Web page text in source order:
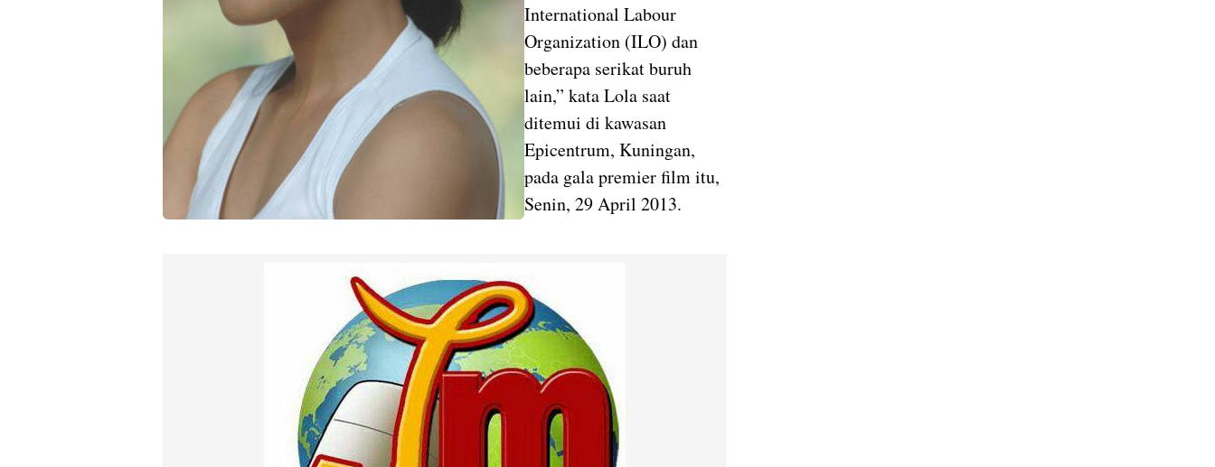
International Labour
Organization (ILO) dan
beberapa serikat buruh
lain,” kata Lola saat
ditemui di kawasan
Epicentrum, Kuningan,
pada gala premier film itu,
Senin, 29 April 2013.